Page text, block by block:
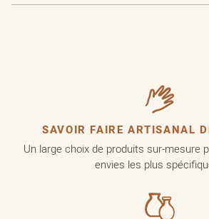
SAVOIR FAIRE ARTISANAL
Un large choix de produits sur-mesure
envies les plus